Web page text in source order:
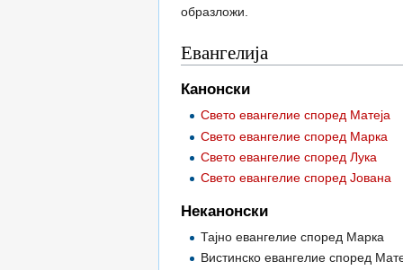
образложи.
Евангелија
Канонски
Свето евангелие според Матеја
Свето евангелие според Марка
Свето евангелие според Лука
Свето евангелие според Јована
Неканонски
Тајно евангелие според Марка
Вистинско евангелие според